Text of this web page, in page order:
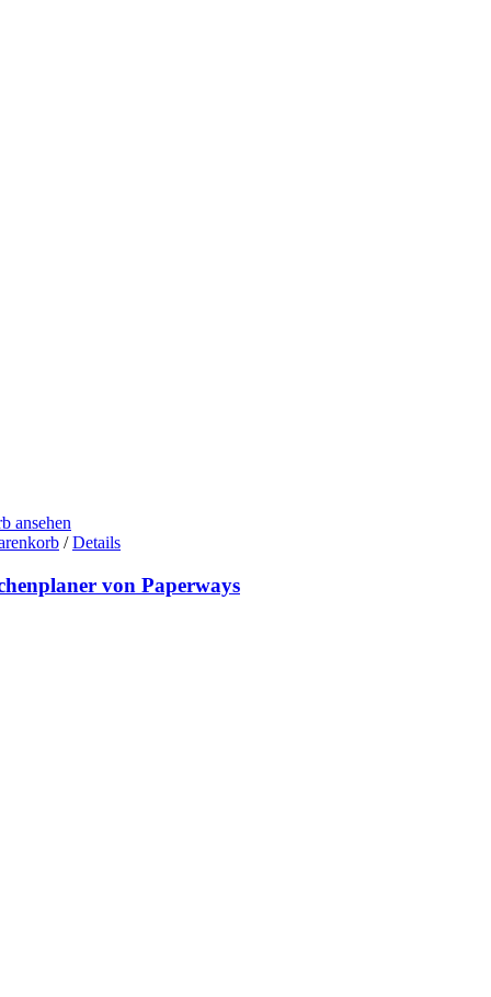
ansehen
/ Details
von Paperways